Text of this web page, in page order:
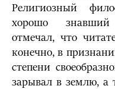
Религиозный
хорошо знавший
отмечал, что
конечно, в
степени
зарывал в землю, а